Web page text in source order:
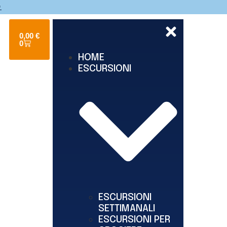
0,00€
0
HOME
ESCURSIONI
ESCURSIONI
SETTIMANALI
ESCURSIONI PER